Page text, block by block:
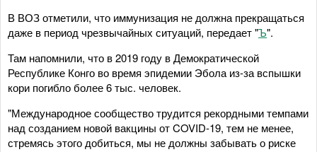
В ВОЗ отметили, что иммунизация не должна прекращаться
даже в период чрезвычайных ситуаций, передает "Ъ".
Там напомнили, что в 2019 году в Демократической
Республике Конго во время эпидемии Эбола из-за вспышки
кори погибло более 6 тыс. человек.
"Международное сообщество трудится рекордными темпами
над созданием новой вакцины от COVID-19, тем не менее,
стремясь этого добиться, мы не должны забывать о риске